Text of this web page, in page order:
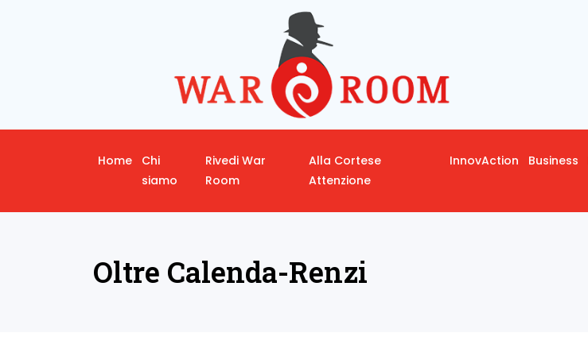
Home
Chi
siamo
Rivedi War
Room
Alla Cortese
Attenzione
InnovAction Business
Oltre Calenda-Renzi